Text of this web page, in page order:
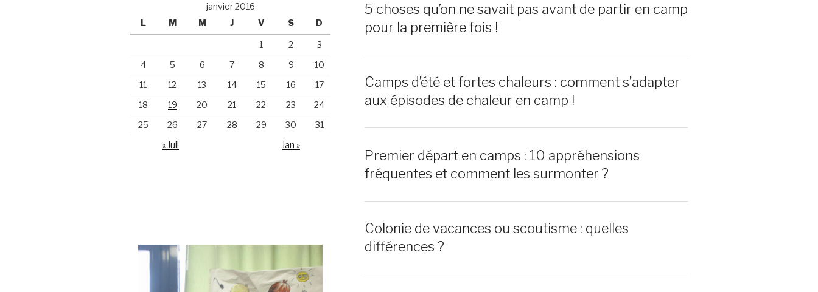
janvier 2016
L
M M J V S D
1 2
3
4
5 6 7 8 9
10
11
12 13 14 15 16
17
18
19 20 21 22 23
24
25
26 27 28 29 30
31
« Juil
Jan »
5 choses qu’on ne savait pas avant de partir en camp
pour la première fois !
Camps d’été et fortes chaleurs : comment s’adapter
aux épisodes de chaleur en camp !
Premier départ en camps : 10 appréhensions
fréquentes et comment les surmonter ?
Colonie de vacances ou scoutisme : quelles
différences ?